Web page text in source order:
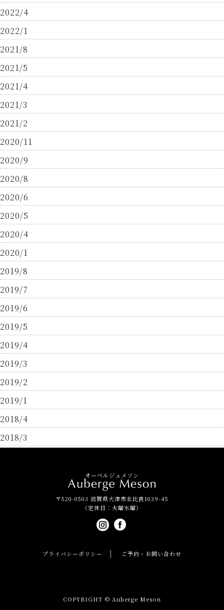
2022/4
2022/1
2021/8
2021/5
2021/4
2021/3
2021/2
2020/11
2020/9
2020/8
2020/6
2020/5
2020/4
2020/1
2019/8
2019/7
2019/6
2019/5
2019/4
2019/3
2019/2
2019/1
2018/4
2018/3
オーベルジュメソン
〒520-0503 滋賀県大津市北比良1039-45
（定休日：火曜水曜）
プライバシーポリシー ご予約・お問い合わせ
COPYRIGHT © Auberge Meson